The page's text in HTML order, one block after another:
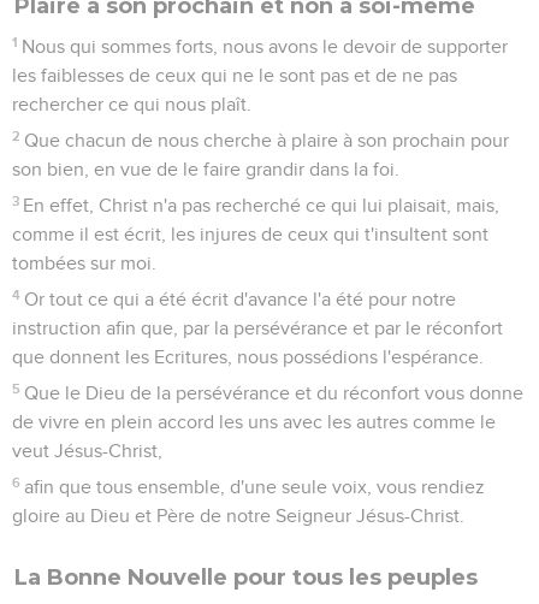
Plaire à son prochain et non à soi-même
1 Nous qui sommes forts, nous avons le devoir de supporter
les faiblesses de ceux qui ne le sont pas et de ne pas
rechercher ce qui nous plaît.
2 Que chacun de nous cherche à plaire à son prochain pour
son bien, en vue de le faire grandir dans la foi.
3 En effet, Christ n'a pas recherché ce qui lui plaisait, mais,
comme il est écrit, les injures de ceux qui t'insultent sont
tombées sur moi.
4 Or tout ce qui a été écrit d'avance l'a été pour notre
instruction afin que, par la persévérance et par le réconfort
que donnent les Ecritures, nous possédions l'espérance.
5 Que le Dieu de la persévérance et du réconfort vous donne
de vivre en plein accord les uns avec les autres comme le
veut Jésus-Christ,
6 afin que tous ensemble, d'une seule voix, vous rendiez
gloire au Dieu et Père de notre Seigneur Jésus-Christ.
La Bonne Nouvelle pour tous les peuples